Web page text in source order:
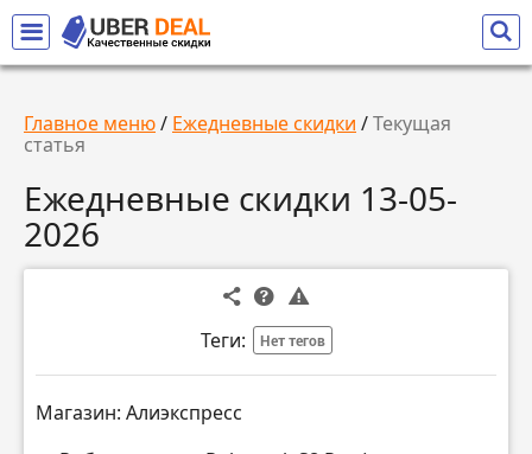
Главное меню/ Ежедневные скидки /Текущая
статья
Ежедневные скидки 13-05-
2026
Теги: Нет тегов
Магазин: Алиэкспресс